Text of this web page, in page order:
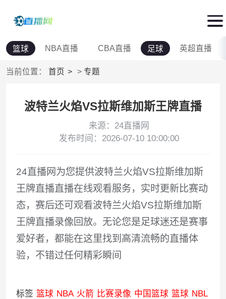
篮球 NBA直播 CBA直播 足球 英超直播
当前位置： 首页 > 专题
波特兰火焰VS拉斯维加斯王牌直播
来源：24直播网
发布时间：2026-07-10 10:00:00
24直播网为您提供波特兰火焰VS拉斯维加斯
王牌直播直播在线观看服务，实时更新比赛动
态，赛后还可观看波特兰火焰VS拉斯维加斯
王牌直播录像回放。无论您是足球迷还是赛事
爱好者，都能在这里找到高清流畅的直播体
验，不错过任何精彩瞬间
标签 篮球 NBA 火箭 比赛录像 中国篮球 篮球 NBL